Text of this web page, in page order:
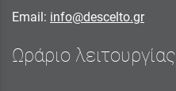
Email: info@descelto.gr
Ωράριο λειτουργίας